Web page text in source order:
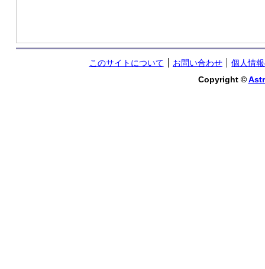
このサイトについて お問い合わせ
個人情
Copyright ©